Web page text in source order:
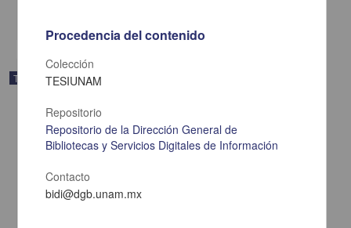
Trabajo de grado
Procedencia del contenido
Colección
TESIUNAM
Repositorio
Repositorio de la Dirección General de
Bibliotecas y Servicios Digitales de Información
Contacto
bidi@dgb.unam.mx